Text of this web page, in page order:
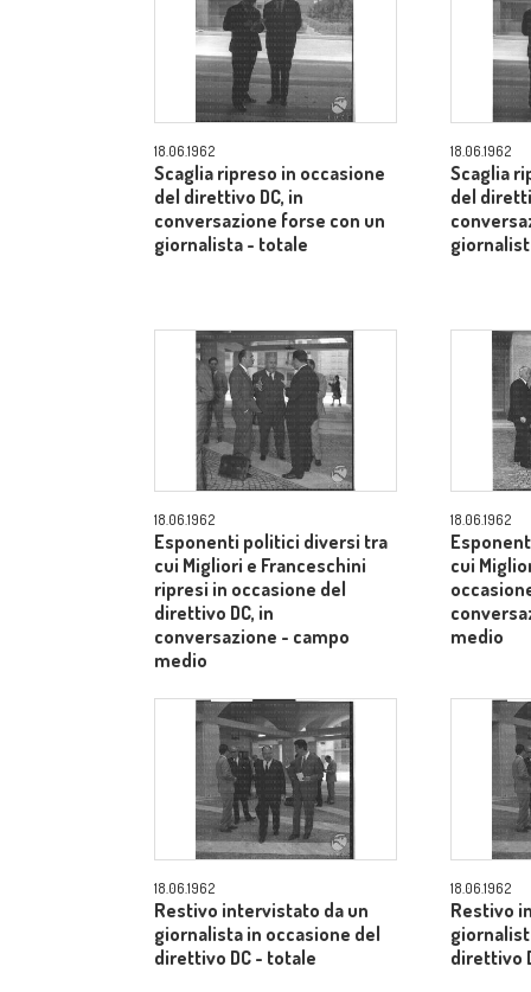
18.06.1962
Scaglia ripreso in occasione
del direttivo DC, in
conversazione forse con un
giornalista - totale
18.06.1962
Scaglia
del
18.06.1962
Esponenti politici diversi tra
cui Migliori e Franceschini
ripresi in occasione del
direttivo DC, in
conversazione - campo
medio
18.06.1962
cui
medio
18.06.1962
Restivo intervistato da un
giornalista in occasione del
direttivo DC - totale
18.06.1962
Restivo
direttivo